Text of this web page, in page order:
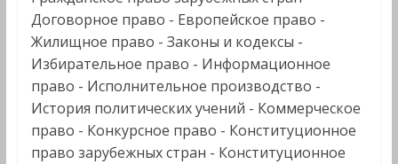
Договорное право - Европейское право‎ -
Жилищное право - Законы и кодексы -
Избирательное право - Информационное
право - Исполнительное производство -
История политических учений - Коммерческое
право - Конкурсное право - Конституционное
право зарубежных стран - Конституционное